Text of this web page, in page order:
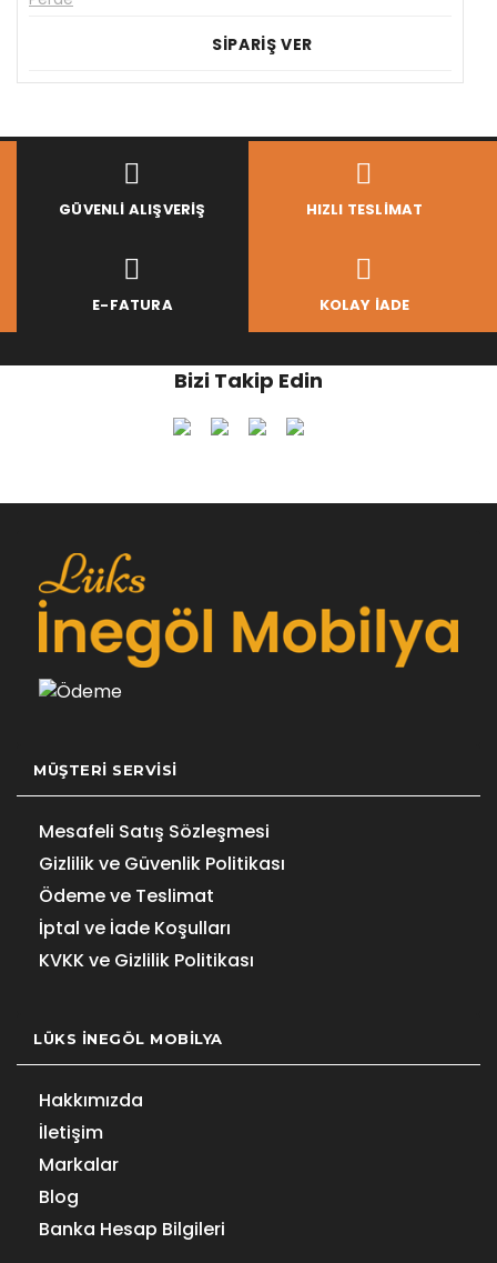
SİPARİŞ VER
GÜVENLI ALIŞVERIŞ HIZLI TESLIMAT
E-FATURA KOLAY İADE
Bizi Takip Edin
MÜŞTERI SERVISI
Mesafeli Satış Sözleşmesi
Gizlilik ve Güvenlik Politikası
Ödeme ve Teslimat
İptal ve İade Koşulları
KVKK ve Gizlilik Politikası
LÜKS İNEGÖL MOBILYA
Hakkımızda
İletişim
Markalar
Blog
Banka Hesap Bilgileri